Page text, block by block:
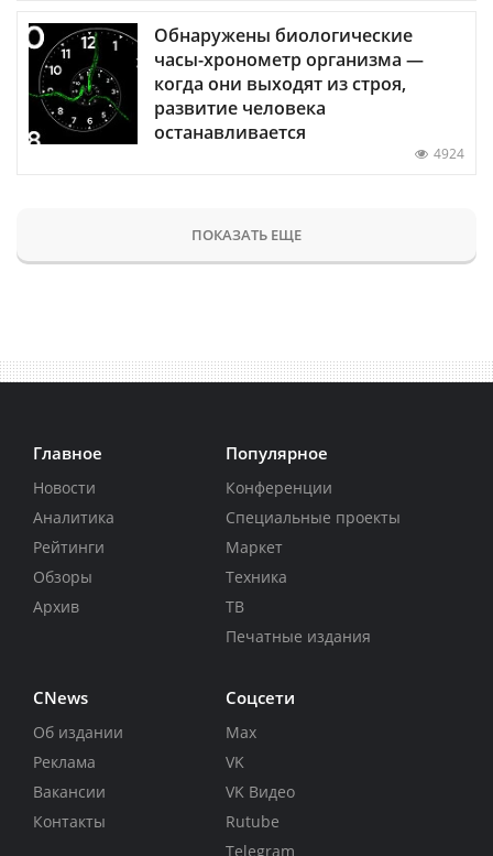
Обнаружены биологические
часы-хронометр организма —
когда они выходят из строя,
развитие человека
останавливается
4924
ПОКАЗАТЬ ЕЩЕ
Главное
Новости
Аналитика
Рейтинги
Обзоры
Архив
Популярное
Конференции
Специальные проекты
Маркет
Техника
ТВ
Печатные издания
CNews
Об издании
Реклама
Вакансии
Контакты
Соцсети
Max
VK
VK Видео
Rutube
Telegram